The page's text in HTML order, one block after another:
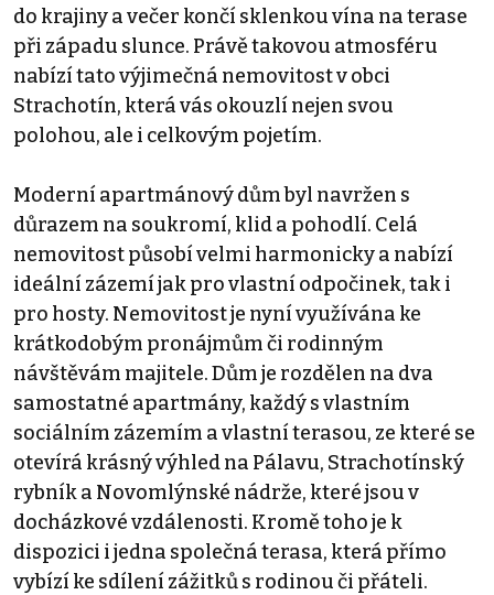
do krajiny a večer končí sklenkou vína na terase
při západu slunce. Právě takovou atmosféru
nabízí tato výjimečná nemovitost v obci
Strachotín, která vás okouzlí nejen svou
polohou, ale i celkovým pojetím.
Moderní apartmánový dům byl navržen s
důrazem na soukromí, klid a pohodlí. Celá
nemovitost působí velmi harmonicky a nabízí
ideální zázemí jak pro vlastní odpočinek, tak i
pro hosty. Nemovitost je nyní využívána ke
krátkodobým pronájmům či rodinným
návštěvám majitele. Dům je rozdělen na dva
samostatné apartmány, každý s vlastním
sociálním zázemím a vlastní terasou, ze které se
otevírá krásný výhled na Pálavu, Strachotínský
rybník a Novomlýnské nádrže, které jsou v
docházkové vzdálenosti. Kromě toho je k
dispozici i jedna společná terasa, která přímo
vybízí ke sdílení zážitků s rodinou či přáteli.